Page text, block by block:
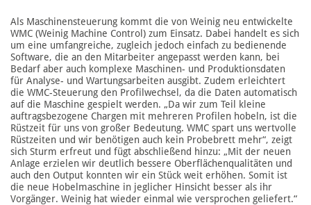
Als Maschinensteuerung kommt die von Weinig neu entwickelte
WMC (Weinig Machine Control) zum Einsatz. Dabei handelt es sich
um eine umfangreich e, zugleich jedoch einfach zu bedienende
Software, die an den Mitarbeiter angepasst werden kann, bei
Bedarf aber auch komplexe Maschinen- und Produktionsdaten
für Analyse- und Wartungsarbeiten ausgibt. Zudem erleichtert
die WMC-Steuerung den Profilwechsel, da die Daten automatisch
auf die Maschine gespielt werden. „Da wir zum Teil kleine
auftragsbezogene Chargen mit mehreren Profilen hobeln, ist die
Rüstzeit für uns von großer Bedeutung. WMC spart uns wertvolle
Rüstzeiten und wir benötigen auch kein Probebrett mehr“, zeigt
sich Sturm erfreut und fügt abschließend hinzu: „Mit der neuen
Anlage erzielen wir deutlich bessere Oberflächenqualitäten und
auch den Output konnten wir ein Stück weit erhöhen. Somit ist
die neue Hobelmaschine in jeglicher Hinsicht besser als ihr
Vorgänger. Weinig hat wieder einmal wie versprochen geliefert.“